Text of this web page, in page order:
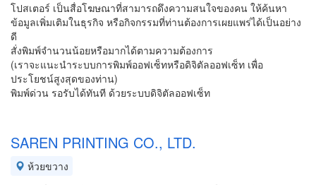
โปสเตอร์ เป็นสื่อโฆษณาที่สามารถดึงความสนใจของคน ให้ค้นหา
ข้อมูลเพิ่มเติมในธุรกิจ หรือกิจกรรมที่ท่านต้องการเผยแพร่ได้เป็นอย่าง
ดี
สั่งพิมพ์จำนวนน้อยหรือมากได้ตามความต้องการ
(เราจะแนะนำระบบการพิมพ์ออฟเซ็ทหรือดิจิตัลออฟเซ็ท เพื่อ
ประโยชน์สูงสุดของท่าน)
พิมพ์ด่วน รอรับได้ทันที ด้วยระบบดิจิตัลออฟเซ็ท
SAREN PRINTING CO., LTD.
ห้วยขวาง